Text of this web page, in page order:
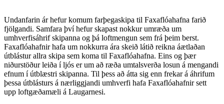
Undanfarin ár hefur komum farþegaskipa til Faxaflóahafna farið
fjölgandi. Samfara því hefur skapast nokkur umræða um
umhverfisáhrif skipanna og þá loftmengun sem frá þeim berst.
Faxaflóahafnir hafa um nokkurra ára skeið látið reikna áætlaðan
útblástur allra skipa sem koma til Faxaflóahafna. Eins og þær
niðurstöður leiða í ljós er um að ræða umtalsverða losun á mengandi
efnum í útblæstri skipanna. Til þess að átta sig enn frekar á áhrifum
þessa útblásturs á nærliggjandi umhverfi hafa Faxaflóahafnir sett
upp loftgæðamæli á Laugarnesi.